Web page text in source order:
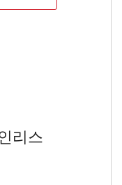
리스